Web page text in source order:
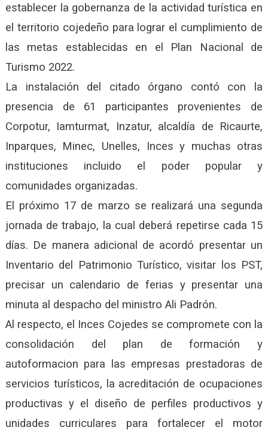
establecer la gobernanza de la actividad turística en
el territorio cojedeño para lograr el cumplimiento de
las metas establecidas en el Plan Nacional de
Turismo 2022.
La instalación del citado órgano contó con la
presencia de 61 participantes provenientes de
Corpotur, Iamturmat, Inzatur, alcaldía de Ricaurte,
Inparques, Minec, Unelles, Inces y muchas otras
instituciones incluido el poder popular y
comunidades organizadas.
El próximo 17 de marzo se realizará una segunda
jornada de trabajo, la cual deberá repetirse cada 15
días. De manera adicional de acordó presentar un
Inventario del Patrimonio Turístico, visitar los PST,
precisar un calendario de ferias y presentar una
minuta al despacho del ministro Ali Padrón.
Al respecto, el Inces Cojedes se compromete con la
consolidación del plan de formación y
autoformacion para las empresas prestadoras de
servicios turísticos, la acreditación de ocupaciones
productivas y el diseño de perfiles productivos y
unidades curriculares para fortalecer el motor